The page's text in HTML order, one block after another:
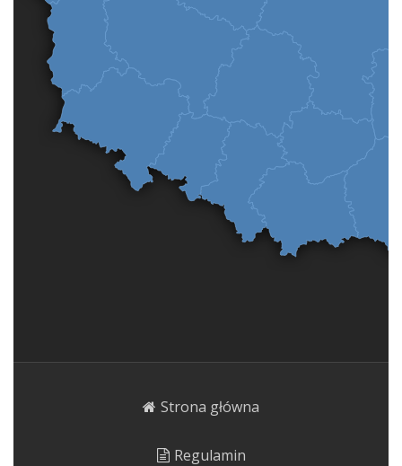
Strona główna
Regulamin